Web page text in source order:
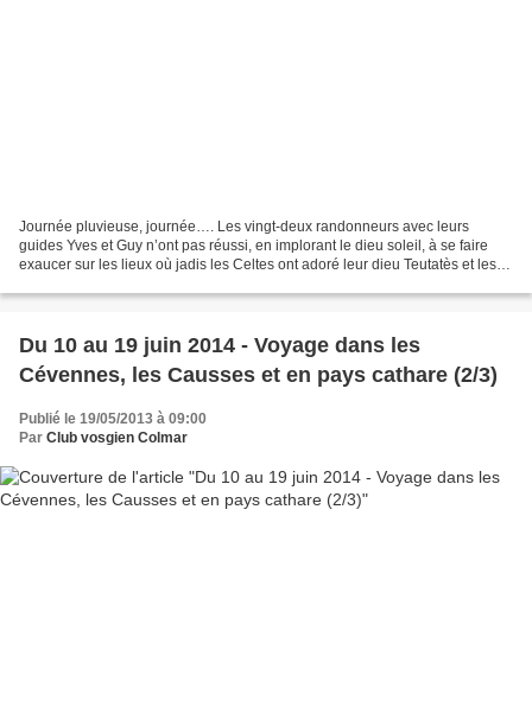
Journée pluvieuse, journée…. Les vingt-deux randonneurs avec leurs
guides Yves et Guy n’ont pas réussi, en implorant le dieu soleil, à se faire
exaucer sur les lieux où jadis les Celtes ont adoré leur dieu Teutatès et les
Du 10 au 19 juin 2014 - Voyage dans les
Cévennes, les Causses et en pays cathare (2/3)
Publié le 19/05/2013 à 09:00
Par Club vosgien Colmar